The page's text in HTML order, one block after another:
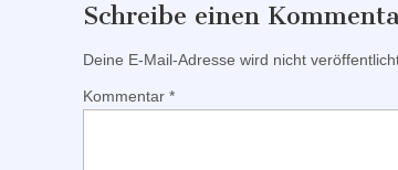
Schreibe einen
Deine E-Mail-Adresse wird nicht
Kommentar *